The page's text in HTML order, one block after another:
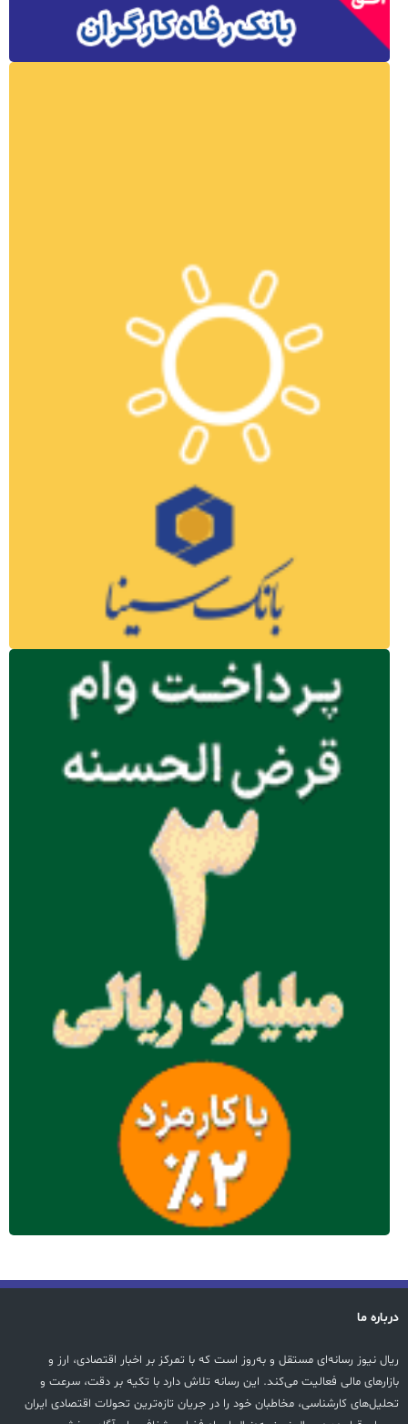
درباره ما
ریال نیوز رسانه‌ای مستقل و به‌روز است که با تمرکز بر اخبار اقتصادی، ارز و
بازارهای مالی فعالیت می‌کند. این رسانه تلاش دارد با تکیه بر دقت، سرعت و
تحلیل‌های کارشناسی، مخاطبان خود را در جریان تازه‌ترین تحولات اقتصادی ایران